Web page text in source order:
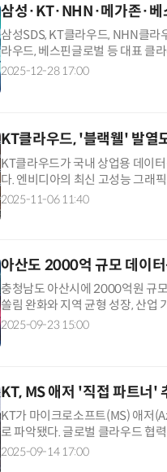
삼성·KT·NHN·메가존·
삼성SDS, KT클라우드, NHN클라
라우드, 베스핀글로벌 등 대표 클
원) 내 범정부 핵심 시스템을 대구
2025-12-28 17:00
KT클라우드, '블랙웰' 발
KT클라우드가 국내 상업용 데이
다. 엔비디아의 최신 고성능 그래
로 제어할 수 있다는 얘기로, 국내
2025-11-06 11:40
아산도 2000억 규모 데이
충청남도 아산시에 2000억원 규
쏠림 완화와 지역 균형 성장, 산업
터센터 업계 등에 따르면 메타인
2025-09-23 15:00
KT, MS 애저 '직접 파트너'
KT가 마이크로소프트(MS) 애저
로 파악됐다. 글로벌 클라우드 협
로 풀이된다. 클라우드 업계에 따
2025-09-14 17:00